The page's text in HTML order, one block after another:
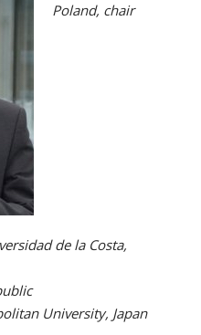
Poland, chair
de la Costa,
University, Japan